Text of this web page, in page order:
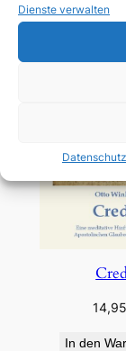
Dienste verwalten
In den